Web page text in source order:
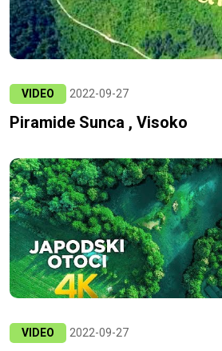
VIDEO 2022-09-27
Piramide Sunca , Visoko
VIDEO 2022-09-27